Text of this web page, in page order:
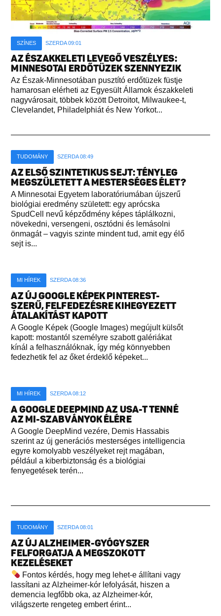
SZÍNES SZERDA 09:01
AZ ÉSZAKKELETI LEVEGŐ VESZÉLYES:
MINNESOTAI ERDŐTÜZEK SZENNYEZIK
Az Észak-Minnesotában pusztító erdőtüzek füstje
hamarosan elérheti az Egyesült Államok északkeleti
nagyvárosait, többek között Detroitot, Milwaukee-t,
Clevelandet, Philadelphiát és New Yorkot...
TUDOMÁNY SZERDA 08:49
AZ ELSŐ SZINTETIKUS SEJT: TÉNYLEG
MEGSZÜLETETT A MESTERSÉGES ÉLET?
A Minnesotai Egyetem laboratóriumában újszerű
biológiai eredmény született: egy aprócska
SpudCell nevű képződmény képes táplálkozni,
növekedni, versengeni, osztódni és lemásolni
önmagát – vagyis szinte mindent tud, amit egy élő
sejt is...
MI HÍREK SZERDA 08:36
AZ ÚJ GOOGLE KÉPEK PINTEREST-
SZERŰ, FELFEDEZÉSRE KIHEGYEZETT
ÁTALAKÍTÁST KAPOTT
A Google Képek (Google Images) megújult külsőt
kapott: mostantól személyre szabott galériákat
kínál a felhasználóknak, így még könnyebben
fedezhetik fel az őket érdeklő képeket...
MI HÍREK SZERDA 08:12
A GOOGLE DEEPMIND AZ USA-T TENNÉ
AZ MI-SZABVÁNYOK ÉLÉRE
A Google DeepMind vezére, Demis Hassabis
szerint az új generációs mesterséges intelligencia
egyre komolyabb veszélyeket rejt magában,
például a kiberbiztonság és a biológiai
fenyegetések terén...
TUDOMÁNY SZERDA 08:01
AZ ÚJ ALZHEIMER-GYÓGYSZER
FELFORGATJA A MEGSZOKOTT
KEZELÉSEKET
Fontos kérdés, hogy meg lehet-e állítani vagy
lassítani az Alzheimer-kór lefolyását, hiszen a
demencia legfőbb oka, az Alzheimer-kór,
világszerte rengeteg embert érint...